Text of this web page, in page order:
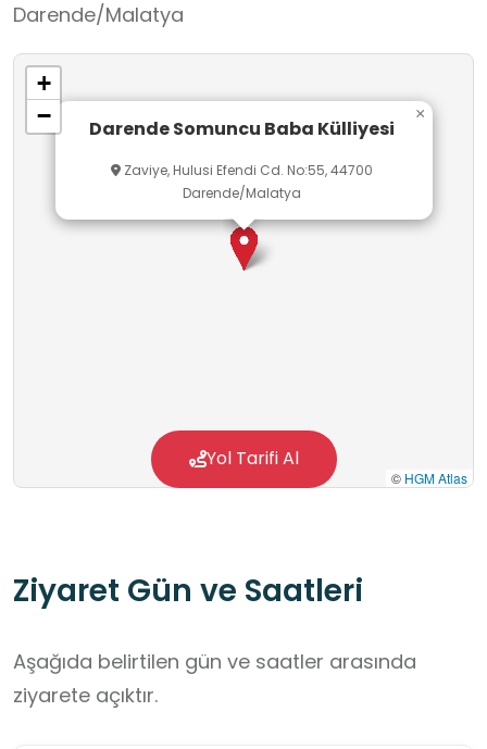
Darende/Malatya
Darende Somuncu Baba Külliyesi
Zaviye, Hulusi Efendi Cd. No:55, 44700
Darende/Malatya
×
+
−
© HGM Atlas
Yol Tarifi Al
Ziyaret Gün ve Saatleri
Aşağıda belirtilen gün ve saatler arasında
ziyarete açıktır.